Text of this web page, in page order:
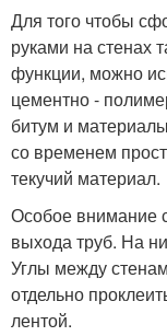
Для того чтобы
руками на стенах
функции, можно
цементно -
битум и
со временем
текучий материал.
Особое внимание
выхода труб. На
Углы между
отдельно
лентой.